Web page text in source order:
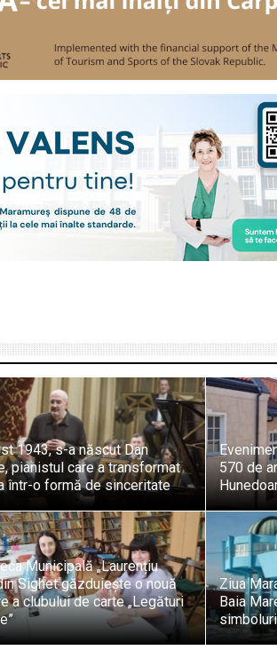
1943, s-a născut Dan
pianistul care a transformat
într-o formă de sinceritate
570 de
Municipală „Laurențiu
Sighet găzduiește o nouă
a clubului de carte „Legături
Ziua
Baia